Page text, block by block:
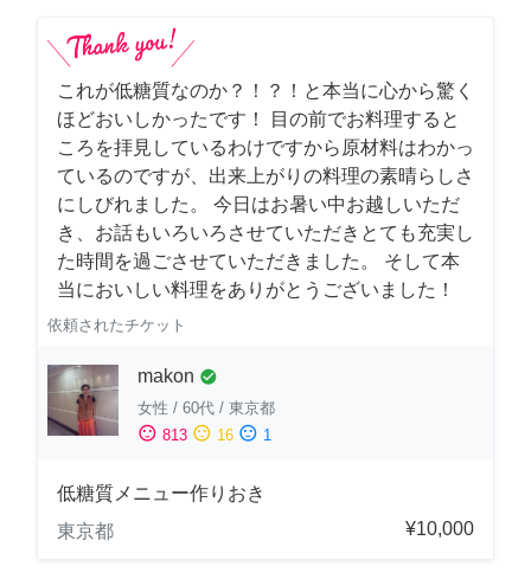
これが低糖質なのか？！？！と本当に心から驚く
ほどおいしかったです！ 目の前でお料理すると
ころを拝見しているわけですから原材料はわかっ
ているのですが、出来上がりの料理の素晴らしさ
にしびれました。 今日はお暑い中お越しいただ
き、お話もいろいろさせていただきとても充実し
た時間を過ごさせていただきました。 そして本
当においしい料理をありがとうございました！
依頼されたチケット
makon check_circle
女性 / 60代 / 東京都
sentiment_satisfied 813 sentiment_neutral 16 sentiment_dissatisfied 1
低糖質メニュー作りおき
東京都
¥10,000